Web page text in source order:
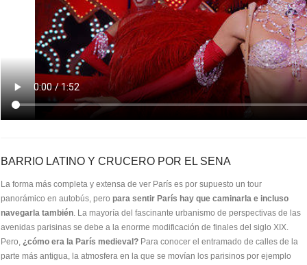
BARRIO LATINO Y CRUCERO POR EL SENA
La forma más completa y extensa de ver París es por supuesto un tour
panorámico en autobús, pero para sentir París hay que caminarla e incluso
navegarla también. La mayoría del fascinante urbanismo de perspectivas de las
avenidas parisinas se debe a la enorme modificación de finales del siglo XIX.
Pero, ¿cómo era la París medieval? Para conocer el entramado de calles de la
parte más antigua, la atmosfera en la que se movían los parisinos por ejemplo